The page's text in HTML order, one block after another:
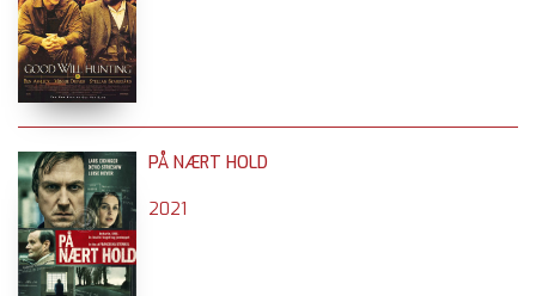
PÅ NÆRT HOLD
2021